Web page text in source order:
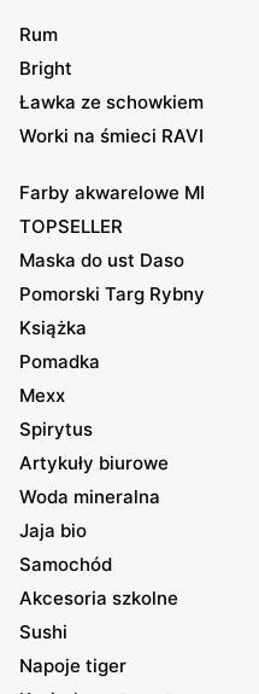
Rum
Bright
Ławka ze schowkiem
Worki na śmieci RAVI
Farby akwarelowe MI
TOPSELLER
Maska do ust Daso
Pomorski Targ Rybny
Książka
Pomadka
Mexx
Spirytus
Artykuły biurowe
Woda mineralna
Jaja bio
Samochód
Akcesoria szkolne
Sushi
Napoje tiger